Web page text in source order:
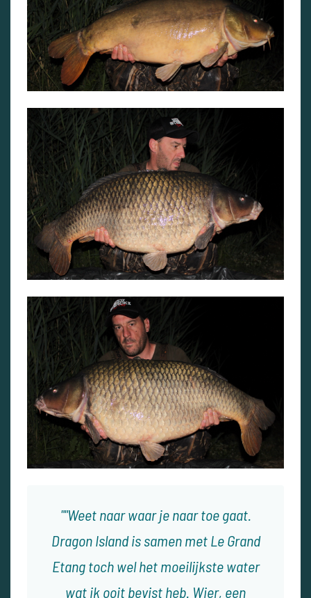
"Weet naar waar je naar toe gaat.
Dragon Island is samen met Le Grand
Etang toch wel het moeilijkste water
wat ik ooit bevist heb. Wier, een